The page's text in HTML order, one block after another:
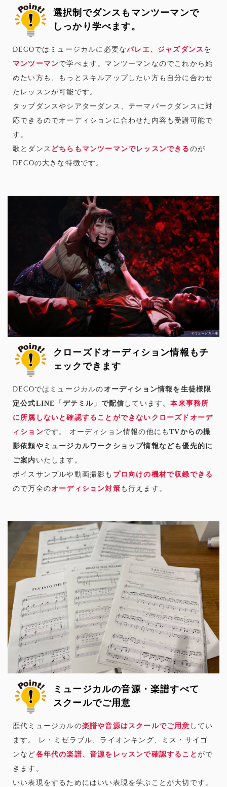
選択制でダンスもマンツーマンで
しっかり学べます。
DECOではミュージカルに必要なバレエ、ジャズダンス を
マンツーマンで学べます。マンツーマンなのでこれから始
めたい方も、もっとスキルアップしたい方も自分に合わせ
たレッスンが可能です。
タップダンスやシアターダンス、テーマパークダンスに対
応できるのでオーディションに合わせた内容も受講可能で
す。
歌とダンス どちらもマンツーマンでレッスンできる のが
DECOの大きな特徴です。
クローズドオーディション情報もチ
ェックできます
DECOではミュージカルのオーディション情報を生徒様限
定公式LINE「デテミル」で配信 しています。本来事務所
に所属しないと確認することができないクローズドオーデ
ィションです。 オーディション情報の他にもTVからの撮
影依頼やミュージカルワークショップ情報なども優先的に
ご案内 いたします。
ボイスサンプルや動画撮影も プロ向けの機材で収録できる
ので万全のオーディション対策 も行えます。
ミュージカルの音源・楽譜すべて
スクールでご用意
歴代ミュージカルの楽譜や音源はスクールでご用意 してい
ます。 レ・ミゼラブル、ライオンキング、ミス・サイゴ
ンなど各年代の楽譜、音源をレッスンで確認すること がで
きます。
いい表現をするためにはいい表現を学ぶことが大切です。